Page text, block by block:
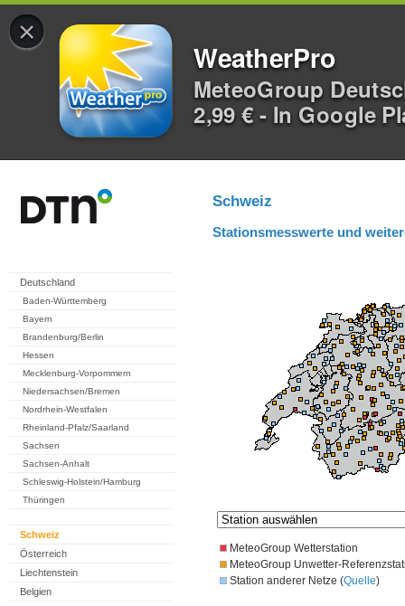
×
WeatherPro
MeteoGroup
2,99 € - In Google
Deutschland
Baden-Württemberg
Bayern
Brandenburg/Berlin
Hessen
Mecklenburg-Vorpommern
Niedersachsen/Bremen
Nordrhein-Westfalen
Rheinland-Pfalz/Saarland
Sachsen
Sachsen-Anhalt
Schleswig-Holstein/Hamburg
Thüringen
Schweiz
Österreich
Liechtenstein
Belgien
Schweiz
Stationsmesswerte und
MeteoGroup Wetterstation
MeteoGroup Unwetter-
Station anderer Netze (Quelle)